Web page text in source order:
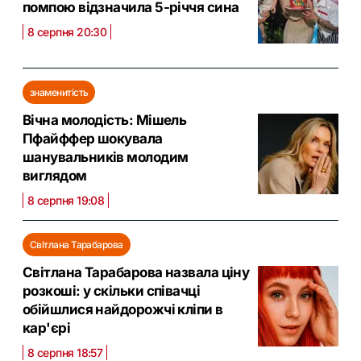
помпою відзначила 5-річчя сина
8 серпня 20:30
знаменитість
Вічна молодість: Мішель
Пфайффер шокувала
шанувальників молодим
виглядом
8 серпня 19:08
Світлана Тарабарова
Світлана Тарабарова назвала ціну
розкоші: у скільки співачці
обійшлися найдорожчі кліпи в
кар'єрі
8 серпня 18:57